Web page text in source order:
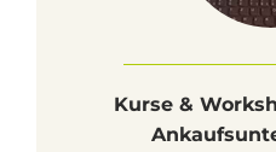
Kurse &